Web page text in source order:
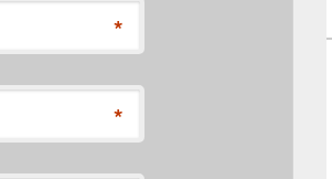
*
*